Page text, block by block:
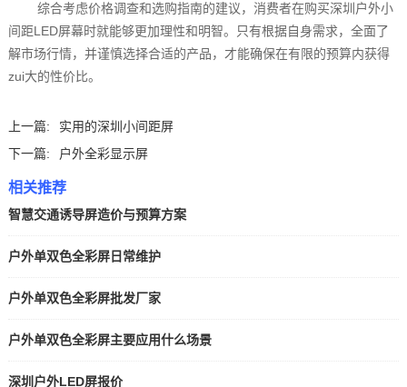
综合考虑价格调查和选购指南的建议，消费者在购买深圳户外小
间距LED屏幕时就能够更加理性和明智。只有根据自身需求，全面了
解市场行情，并谨慎选择合适的产品，才能确保在有限的预算内获得
zui大的性价比。‍
上一篇:
实用的深圳小间距屏
下一篇:
户外全彩显示屏
相关推荐
智慧交通诱导屏造价与预算方案
户外单双色全彩屏日常维护
户外单双色全彩屏批发厂家
户外单双色全彩屏主要应用什么场景
深圳户外LED屏报价